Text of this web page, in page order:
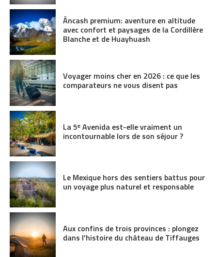
Áncash premium: aventure en altitude
avec confort et paysages de la Cordillère
Blanche et de Huayhuash
Voyager moins cher en 2026 : ce que les
comparateurs ne vous disent pas
La 5ᵉ Avenida est-elle vraiment un
incontournable lors de son séjour ?
Le Mexique hors des sentiers battus pour
un voyage plus naturel et responsable
Aux confins de trois provinces : plongez
dans l’histoire du château de Tiffauges